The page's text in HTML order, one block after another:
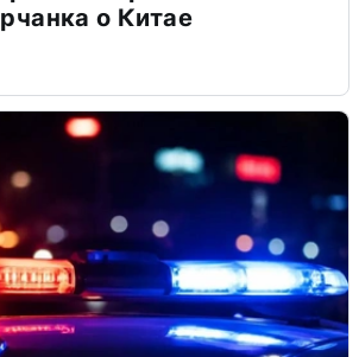
о Китае